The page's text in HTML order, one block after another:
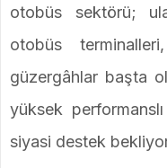
otobüs sektörü;
otobüs
güzergâhlar başta
yüksek
siyasi destek